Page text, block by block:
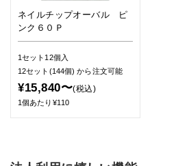
ネイルチップオーバル ピ
ンク６０Ｐ
1セット12個入
12セット(144個)から注文可能
¥15,840〜(税込)
1個あたり¥110